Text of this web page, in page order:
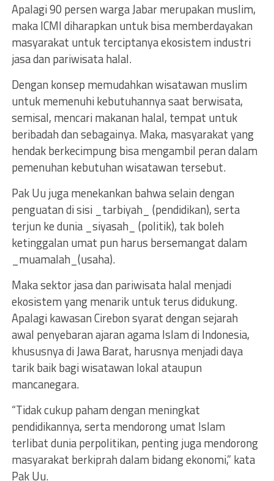
Apalagi 90 persen warga Jabar merupakan muslim,
maka ICMI diharapkan untuk bisa memberdayakan
masyarakat untuk terciptanya ekosistem industri
jasa dan pariwisata halal.
Dengan konsep memudahkan wisatawan muslim
untuk memenuhi kebutuhannya saat berwisata,
semisal, mencari makanan halal, tempat untuk
beribadah dan sebagainya. Maka, masyarakat yang
hendak berkecimpung bisa mengambil peran dalam
pemenuhan kebutuhan wisatawan tersebut.
Pak Uu juga menekankan bahwa selain dengan
penguatan di sisi _tarbiyah_ (pendidikan), serta
terjun ke dunia _siyasah_ (politik), tak boleh
ketinggalan umat pun harus bersemangat dalam
_muamalah_(usaha).
Maka sektor jasa dan pariwisata halal menjadi
ekosistem yang menarik untuk terus didukung.
Apalagi kawasan Cirebon syarat dengan sejarah
awal penyebaran ajaran agama Islam di Indonesia,
khususnya di Jawa Barat, harusnya menjadi daya
tarik baik bagi wisatawan lokal ataupun
mancanegara.
“Tidak cukup paham dengan meningkat
pendidikannya, serta mendorong umat Islam
terlibat dunia perpolitikan, penting juga mendorong
masyarakat berkiprah dalam bidang ekonomi,” kata
Pak Uu.